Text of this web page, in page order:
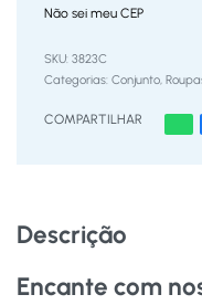
Não sei meu CEP
3823C
Categorias: Conjunto,
COMPARTILHAR
Descrição
Encante com